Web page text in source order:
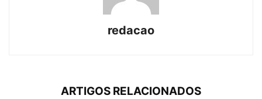
redacao
ARTIGOS RELACIONADOS